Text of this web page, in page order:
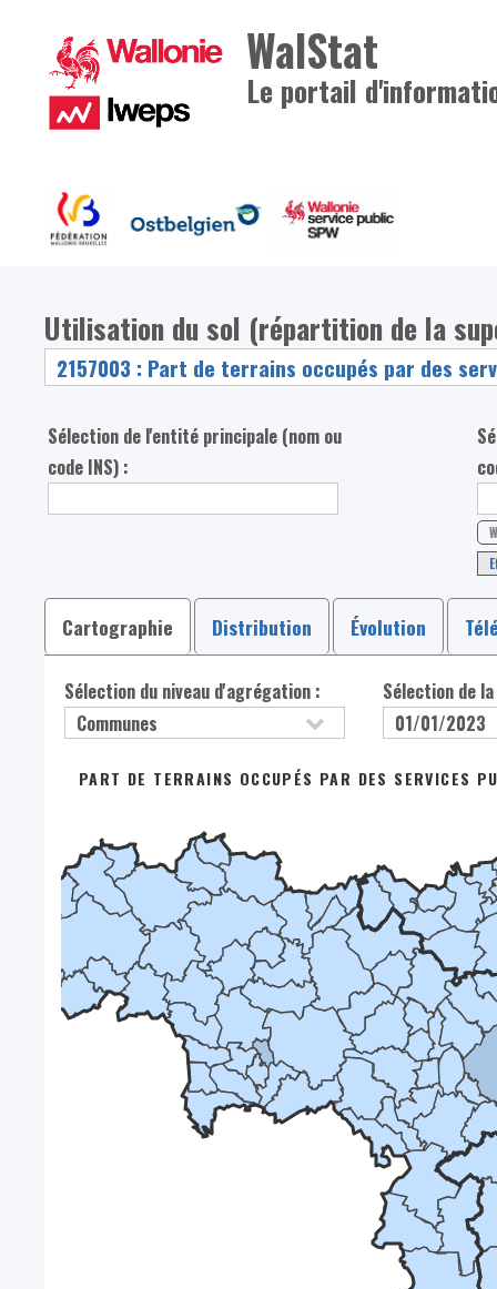
WalStat
Le portail
Utilisation du sol (répartition de la
Sélection de l'entité principale (nom ou
code INS) :
Cartographie Distribution Évolution
Sélection du niveau d'agrégation : Sélection de
PART DE TERRAINS OCCUPÉS PAR DES